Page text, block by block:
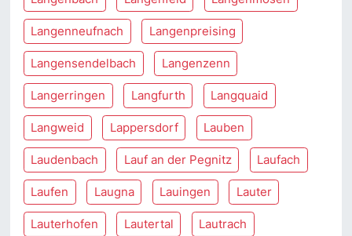
Langenneufnach Langenpreising
Langensendelbach Langenzenn
Langerringen Langfurth Langquaid
Langweid Lappersdorf Lauben
Laudenbach Lauf an der Pegnitz Laufach
Laufen Laugna Lauingen Lauter
Lauterhofen Lautertal Lautrach